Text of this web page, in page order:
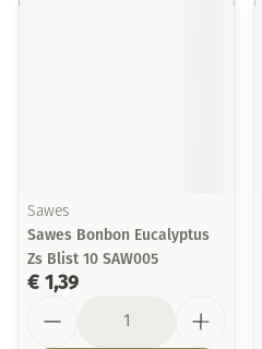
Sawes
Sawes Bonbon Eucalyptus
Zs Blist 10 SAW005
€ 1,39